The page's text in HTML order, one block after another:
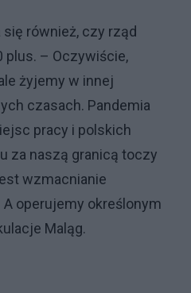
się również, czy rząd
plus. – Oczywiście,
żyjemy w innej
czasach. Pandemia
pracy i polskich
za naszą granicą toczy
wzmacnianie
operujemy określonym
Maląg.